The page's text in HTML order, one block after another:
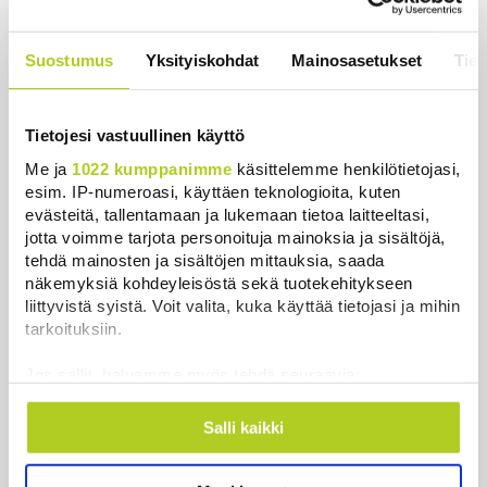
Suostumus Yksityiskohdat Mainosasetukset
Tietojesi vastuullinen käyttö
Me ja 1022 kumppanimme käsittelemme henkilötietojasi,
esim. IP-numeroasi, käyttäen teknologioita, kuten
evästeitä, tallentamaan ja lukemaan tietoa laitteeltasi,
jotta voimme tarjota personoituja mainoksia ja sisältöjä,
tehdä mainosten ja sisältöjen mittauksia, saada
näkemyksiä kohdeyleisöstä sekä tuotekehitykseen
liittyvistä syistä. Voit valita, kuka käyttää tietojasi ja mihin
tarkoituksiin.
Kerätä tietoja maantieteellisestä sijainnistasi,
mahdollisesti muutaman metrin tarkkuudella
ominaispiirteitä aktiivisesti (sormenjäljen
Salli kaikki
verisuonitauteihin, sanoo tutkimus
Uutiset | 5.8.2026 22:01
Uutiset
Uusimmat Luetuimmat